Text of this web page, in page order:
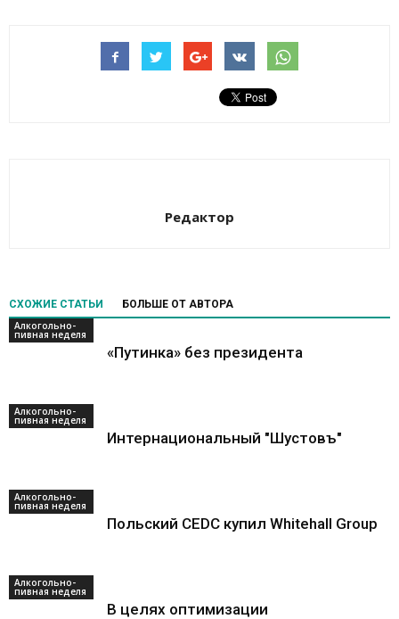
Редактор
СХОЖИЕ СТАТЬИ
БОЛЬШЕ ОТ АВТОРА
Алкогольно-
пивная неделя
«Путинка» без президента
Алкогольно-
пивная неделя
Интернациональный "Шустовъ"
Алкогольно-
пивная неделя
Польский CEDC купил Whitehall Group
Алкогольно-
пивная неделя
В целях оптимизации